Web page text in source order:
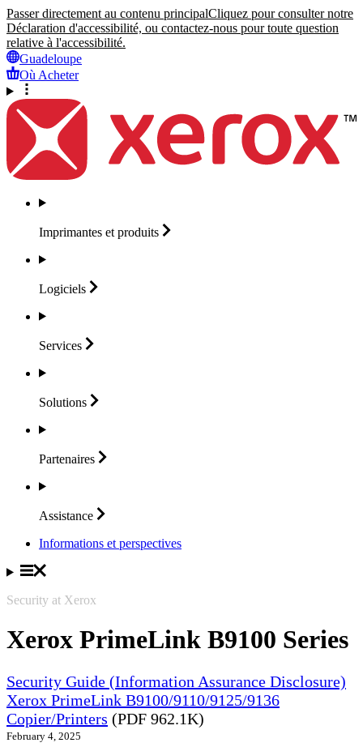
Passer directement au contenu principalCliquez pour consulter notre
Déclaration d'accessibilité, ou contactez-nous pour toute question
relative à l'accessibilité.
Guadeloupe
Où Acheter
Imprimantes et produits
Logiciels
Services
Solutions
Partenaires
Assistance
Informations et perspectives
Security at Xerox
Xerox PrimeLink B9100 Series
Security Guide (Information Assurance Disclosure)
Xerox PrimeLink B9100/9110/9125/9136
Copier/Printers (PDF 962.1K)
February 4, 2025